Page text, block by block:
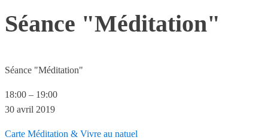
Séance "Méditation"
Séance "Méditation"
18:00 – 19:00
30 avril 2019
Carte Méditation & Vivre au natuel